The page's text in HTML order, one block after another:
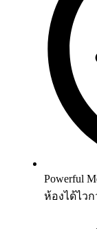
Powerful
ห้องได้ไว